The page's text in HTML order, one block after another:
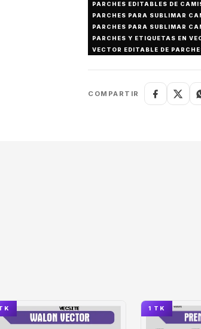
PARCHES EDITABLES DE
PARCHES PARA SUBLIMAR
PARCHES PARA SUBLIMAR
PARCHES Y ETIQUETAS EN
VECTOR EDITABLE DE
COMPARTIR
1 TK